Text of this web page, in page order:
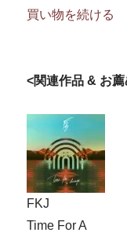
買い物を続ける
<関連作品 & お
FKJ
Time For A